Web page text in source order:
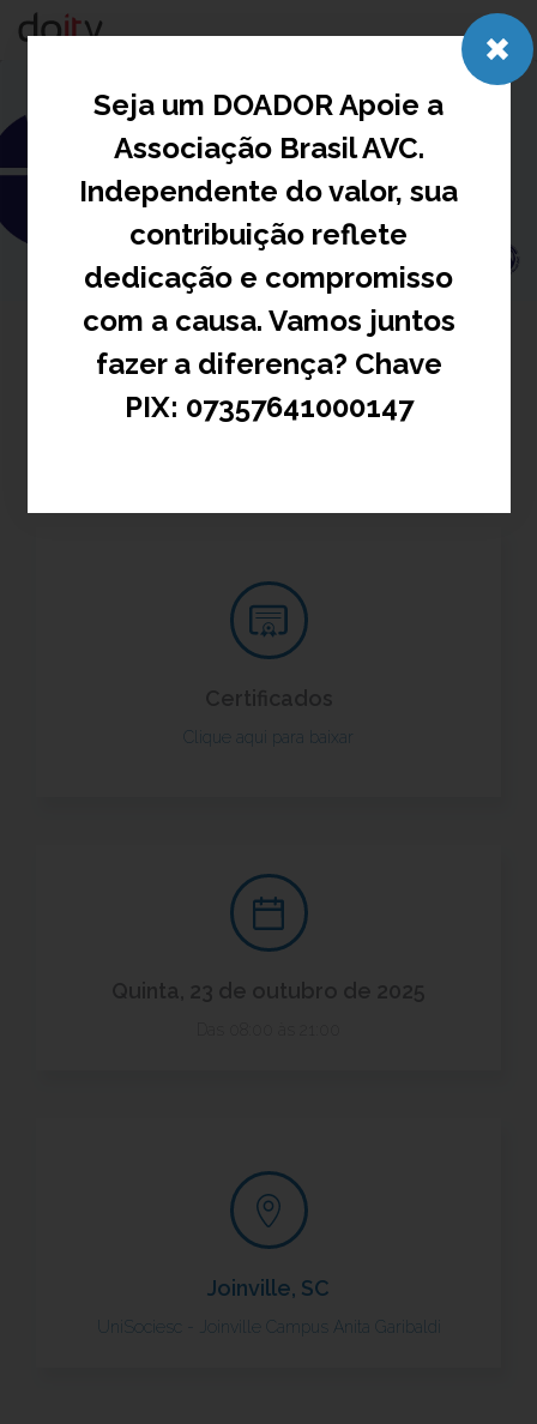
X Fórum do AVC
Clique aqui para baixar
Joinville, SC
UniSociesc - Joinville Campus Anita Garibaldi
Seja um DOADOR Apoie a
Associação Brasil AVC.
Independente do valor, sua
contribuição reflete
dedicação e compromisso
com a causa. Vamos juntos
fazer a diferença? Chave
PIX: 07357641000147